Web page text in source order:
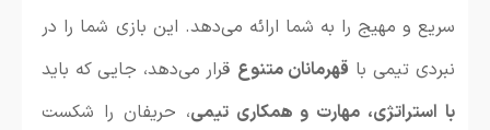
سریع و مهیج را به شما ارائه می‌دهد. این بازی شما را در
نبردی تیمی با قهرمانان متنوع قرار می‌دهد، جایی که باید
با استراتژی، مهارت و همکاری تیمی، حریفان را شکست